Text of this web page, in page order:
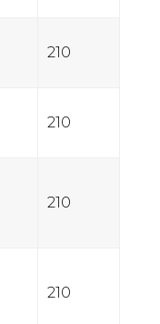
210
210
210
210